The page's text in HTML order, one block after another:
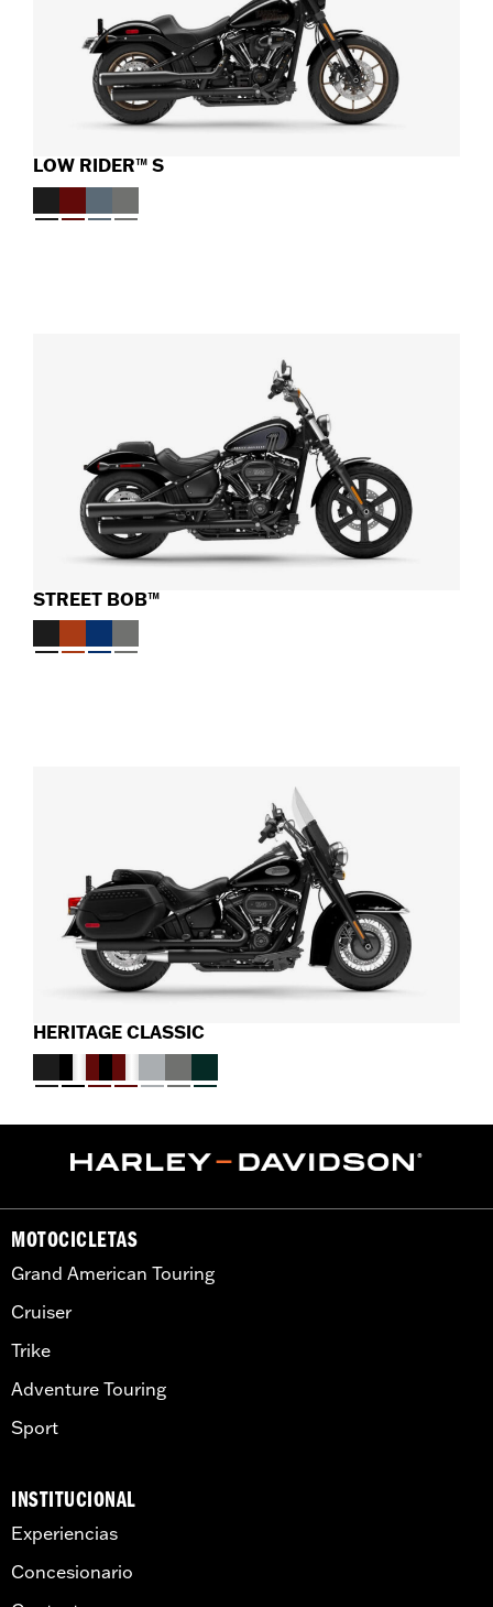
LOW RIDER™ S
STREET BOB™
HERITAGE CLASSIC
MOTOCICLETAS
Grand American Touring
Cruiser
Trike
Adventure Touring
Sport
INSTITUCIONAL
Experiencias
Concesionario